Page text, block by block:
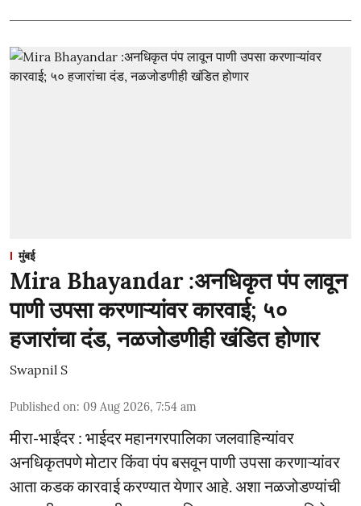
मुंबई
Mira Bhayandar :अनधिकृत पंप लावून
पाणी उपसा करणाऱ्यांवर कारवाई; ५०
हजारांचा दंड, नळजोडणीही खंडित होणार
Swapnil S
Published on: 09 Aug 2026, 7:54 am
मीरा-भाईंदर : भाईदर महानगरपालिका जलवाहिन्यांवर
अनधिकृतपणे मोटार किंवा पंप बसवून पाणी उपसा करणाऱ्यांवर
आता कडक कारवाई करण्यात येणार आहे. अशा नळजोडण्यांची